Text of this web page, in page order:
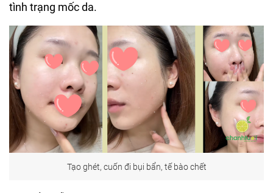
tình trạng mốc da.
Tạo ghét, cuốn đi bụi bẩn, tế bào chết